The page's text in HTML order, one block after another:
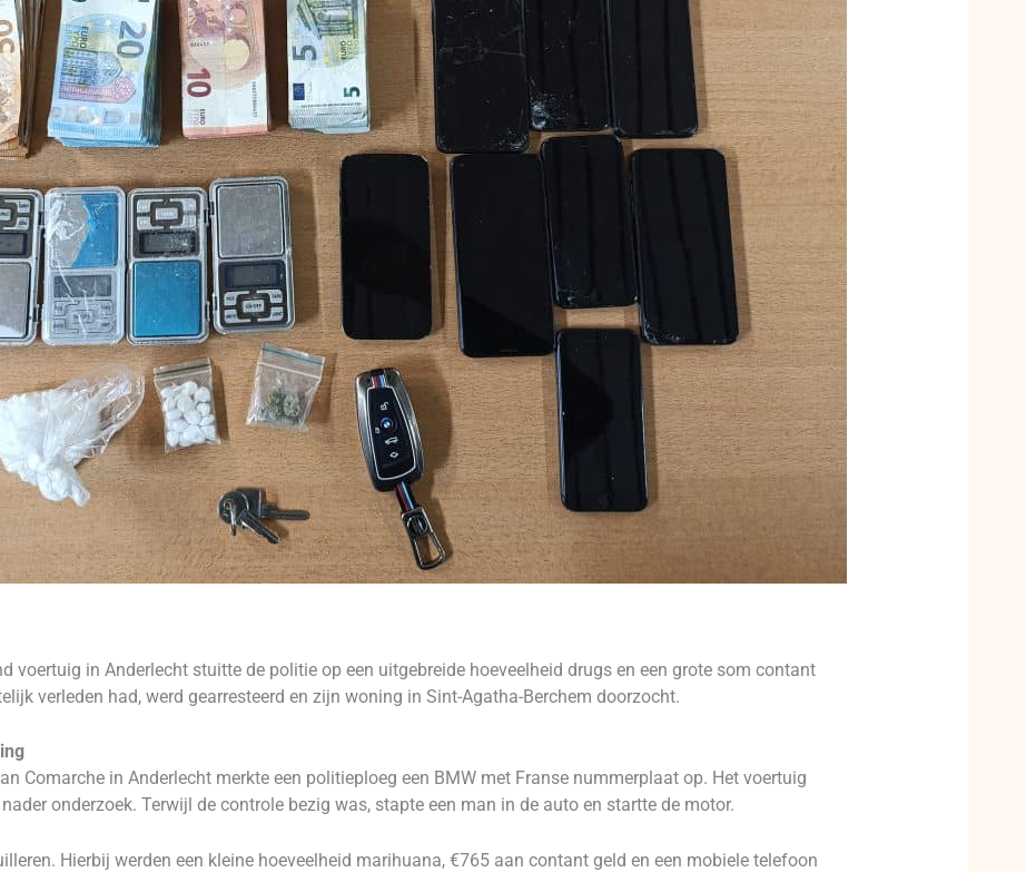
voertuig in Anderlecht stuitte de politie op een uitgebreide hoeveelheid drugs en een grote som contant
verleden had, werd gearresteerd en zijn woning in Sint-Agatha-Berchem doorzocht.
Comarche in Anderlecht merkte een politieploeg een BMW met Franse nummerplaat op. Het voertuig
onderzoek. Terwijl de controle bezig was, stapte een man in de auto en startte de motor.
Hierbij werden een kleine hoeveelheid marihuana, €765 aan contant geld en een mobiele telefoon